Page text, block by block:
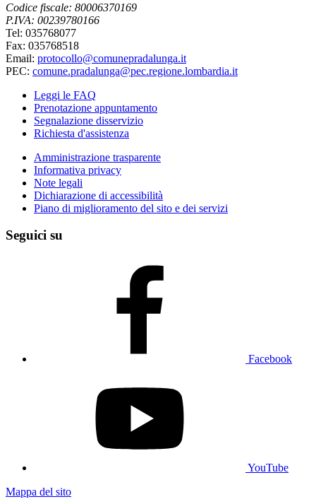
Codice fiscale: 80006370169
P.IVA: 00239780166
Tel: 035768077
Fax: 035768518
Email: protocollo@comunepradalunga.it
PEC: comune.pradalunga@pec.regione.lombardia.it
Leggi le FAQ
Prenotazione appuntamento
Segnalazione disservizio
Richiesta d'assistenza
Amministrazione trasparente
Informativa privacy
Note legali
Dichiarazione di accessibilità
Piano di miglioramento del sito e dei servizi
Seguici su
Facebook
YouTube
Mappa del sito